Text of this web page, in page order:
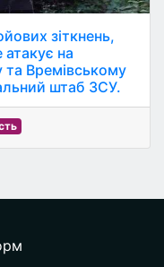
зіткнень,
на
Времівському
штаб ЗСУ.